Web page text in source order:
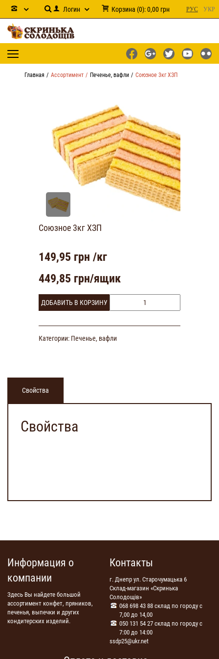
Логин Корзина (0):0,00 грн РУС УКР
Главная Ассортимент Печенье, вафли Союзное 3кг ХЗП
Союзное 3кг ХЗП
149,95 грн /кг
449,85 грн/ящик
ДОБАВИТЬ В КОРЗИНУ
Категории: Печенье, вафли
Свойства
Свойства
Информация о
компании
Здесь Вы найдете большой
ассортимент конфет, пряников,
печенья, выпечки и других
кондитерских изделий.
Контакты
г. Днепр ул. Старочумацька 6
Склад-магазин «Скринька
Солодощів»
068 698 43 88 склад по городу с
7,00 до 14,00
050 131 54 27 склад по городу с
7:00 до 14:00
ssdp25@ukr.net